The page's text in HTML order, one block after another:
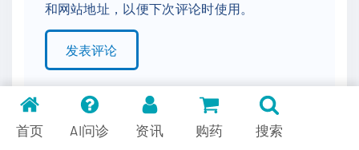
i
l
和网站地址，以便下次评论时使用。
首页 AI问诊 资讯 购药 搜索